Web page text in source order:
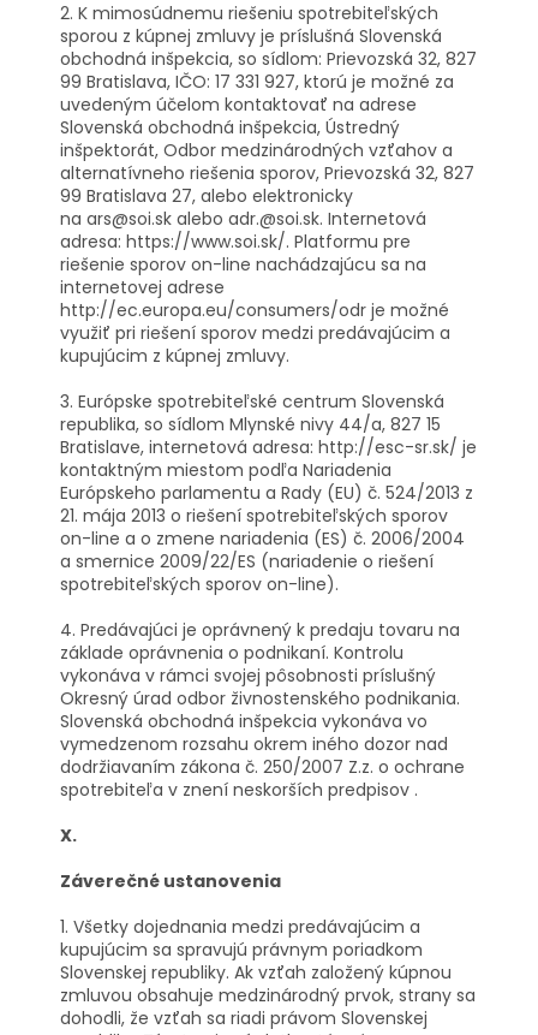
2. K mimosúdnemu riešeniu spotrebiteľských
sporou z kúpnej zmluvy je príslušná Slovenská
obchodná inšpekcia, so sídlom: Prievozská 32, 827
99 Bratislava, IČO: 17 331 927, ktorú je možné za
uvedeným účelom kontaktovať na adrese
Slovenská obchodná inšpekcia, Ústredný
inšpektorát, Odbor medzinárodných vzťahov a
alternatívneho riešenia sporov, Prievozská 32, 827
99 Bratislava 27, alebo elektronicky
na ars@soi.sk alebo adr.@soi.sk. Internetová
adresa: https://www.soi.sk/. Platformu pre
riešenie sporov on-line nachádzajúcu sa na
internetovej adrese
http://ec.europa.eu/consumers/odr je možné
využiť pri riešení sporov medzi predávajúcim a
kupujúcim z kúpnej zmluvy.
3. Európske spotrebiteľské centrum Slovenská
republika, so sídlom Mlynské nivy 44/a, 827 15
Bratislave, internetová adresa: http://esc-sr.sk/ je
kontaktným miestom podľa Nariadenia
Európskeho parlamentu a Rady (EU) č. 524/2013 z
21. mája 2013 o riešení spotrebiteľských sporov
on-line a o zmene nariadenia (ES) č. 2006/2004
a smernice 2009/22/ES (nariadenie o riešení
spotrebiteľských sporov on-line).
4. Predávajúci je oprávnený k predaju tovaru na
základe oprávnenia o podnikaní. Kontrolu
vykonáva v rámci svojej pôsobnosti príslušný
Okresný úrad odbor živnostenského podnikania.
Slovenská obchodná inšpekcia vykonáva vo
vymedzenom rozsahu okrem iného dozor nad
dodržiavaním zákona č. 250/2007 Z.z. o ochrane
spotrebiteľa v znení neskorších predpisov .
X.
Záverečné ustanovenia
1. Všetky dojednania medzi predávajúcim a
kupujúcim sa spravujú právnym poriadkom
Slovenskej republiky. Ak vzťah založený kúpnou
zmluvou obsahuje medzinárodný prvok, strany sa
dohodli, že vzťah sa riadi právom Slovenskej